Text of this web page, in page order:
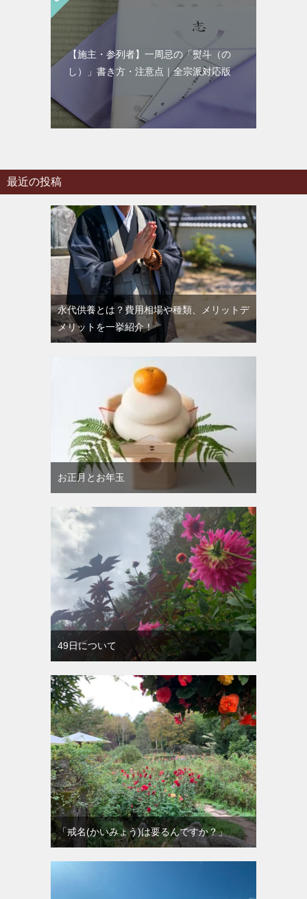
【施主・参列者】一周忌の「熨斗（の
し）」書き方・注意点｜全宗派対応版
最近の投稿
永代供養とは？費用相場や種類、メリットデ
メリットを一挙紹介！
お正月とお年玉
49日について
「戒名(かいみょう)は要るんですか？」